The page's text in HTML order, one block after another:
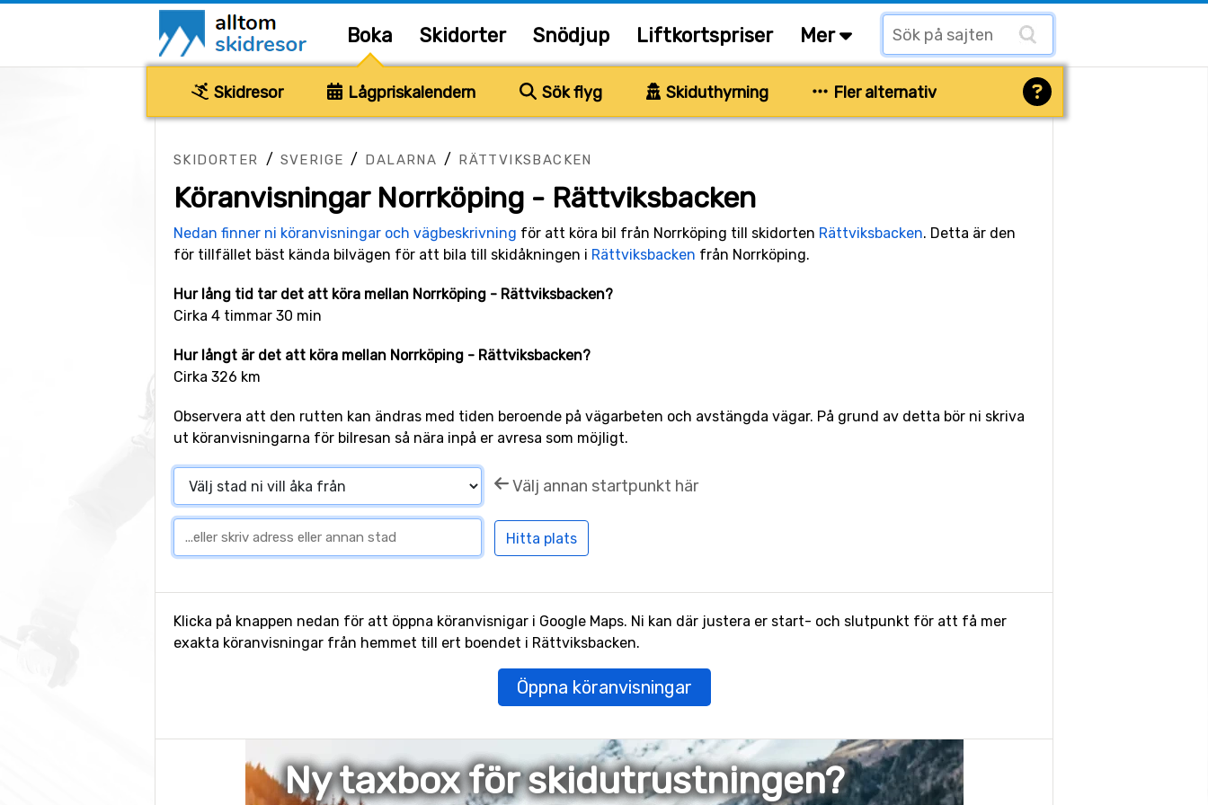
Boka Skidorter Snödjup Liftkortspriser Mer
Skidresor Lågpriskalendern Sök flyg Skiduthyrning Fler alternativ
SKIDORTER / SVERIGE / DALARNA / RÄTTVIKSBACKEN
Köranvisningar Norrköping - Rättviksbacken
Nedan finner ni köranvisningar och vägbeskrivning för att köra bil från Norrköping till skidorten Rättviksbacken. Detta är den
för tillfället bäst kända bilvägen för att bila till skidåkningen i Rättviksbacken från Norrköping.
Hur lång tid tar det att köra mellan Norrköping - Rättviksbacken?
Cirka 4 timmar 30 min
Hur långt är det att köra mellan Norrköping - Rättviksbacken?
Cirka 326 km
Observera att den rutten kan ändras med tiden beroende på vägarbeten och avstängda vägar. På grund av detta bör ni skriva
ut köranvisningarna för bilresan så nära inpå er avresa som möjligt.
Välj annan startpunkt här
Klicka på knappen nedan för att öppna köranvisnigar i Google Maps. Ni kan där justera er start- och slutpunkt för att få mer
exakta köranvisningar från hemmet till ert boendet i Rättviksbacken.
Öppna köranvisningar
Ny taxbox för skidutrustningen?